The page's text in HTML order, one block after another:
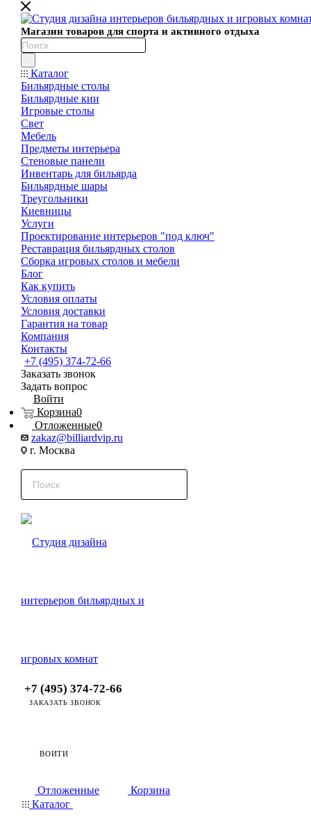
Магазин товаров для спорта и активного отдыха
Каталог
Бильярдные столы
Бильярдные кии
Игровые столы
Свет
Мебель
Предметы интерьера
Стеновые панели
Инвентарь для бильярда
Бильярдные шары
Треугольники
Киевницы
Услуги
Проектирование интерьеров "под ключ"
Реставрация бильярдных столов
Сборка игровых столов и мебели
Блог
Как купить
Условия оплаты
Условия доставки
Гарантия на товар
Компания
Контакты
+7 (495) 374-72-66
Заказать звонок
Задать вопрос
Войти
Корзина0
Отложенные0
zakaz@billiardvip.ru
г. Москва
+7 (495) 374-72-66
ЗАКАЗАТЬ ЗВОНОК
ВОЙТИ
Отложенные Корзина
Каталог